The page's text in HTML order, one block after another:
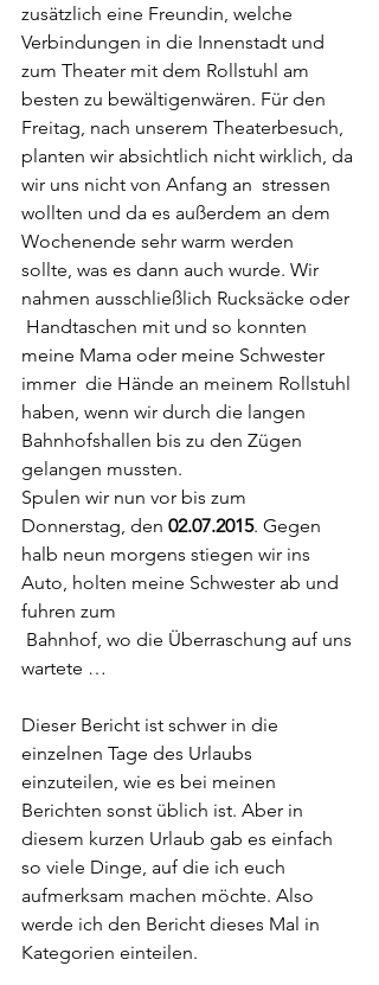
zusätzlich eine Freundin, welche
Verbindungen in die Innenstadt und
zum Theater mit dem Rollstuhl am
besten zu bewältigenwären. Für den
Freitag, nach unserem Theaterbesuch,
planten wir absichtlich nicht wirklich, da
wir uns nicht von Anfang an  stressen
wollten und da es außerdem an dem
Wochenende sehr warm werden
sollte, was es dann auch wurde. Wir
nahmen ausschließlich Rucksäcke oder
Handtaschen mit und so konnten
meine Mama oder meine Schwester
immer  die Hände an meinem Rollstuhl
haben, wenn wir durch die langen
Bahnhofshallen bis zu den Zügen
gelangen mussten.
Spulen wir nun vor bis zum
Donnerstag, den 02.07.2015. Gegen
halb neun morgens stiegen wir ins
Auto, holten meine Schwester ab und
fuhren zum
wartete …
Dieser Bericht ist schwer in die
einzelnen Tage des Urlaubs
einzuteilen, wie es bei meinen
Berichten sonst üblich ist. Aber in
diesem kurzen Urlaub gab es einfach
so viele Dinge, auf die ich euch
aufmerksam machen möchte. Also
werde ich den Bericht dieses Mal in
Kategorien einteilen.